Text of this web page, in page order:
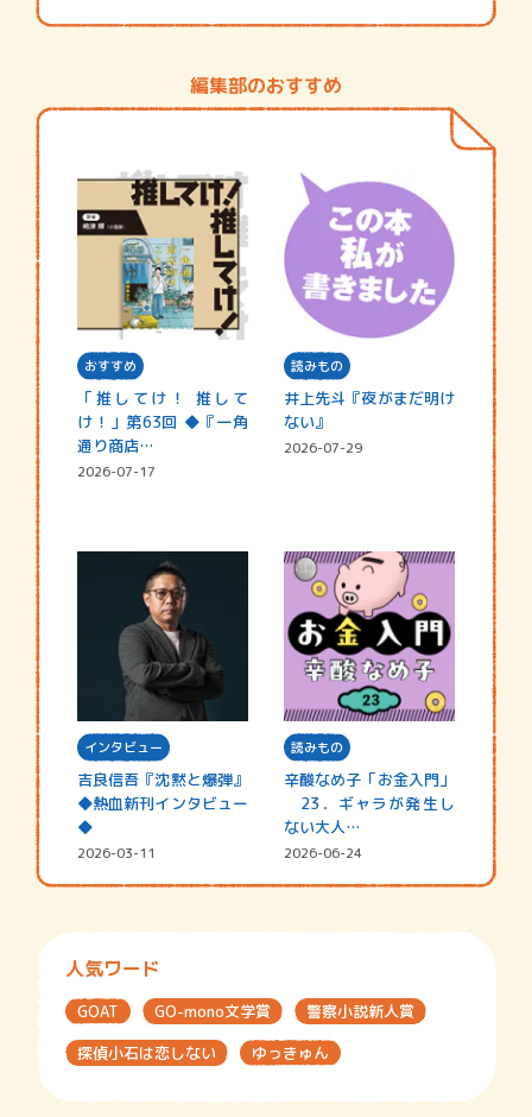
編集部のおすすめ
おすすめ
「推してけ！ 推して
け！」第63回 ◆『一角
通り商店…
2026-07-17
読みもの
井上先斗『夜がまだ明け
ない』
2026-07-29
インタビュー
吉良信吾『沈黙と爆弾』
◆熱血新刊インタビュー
◆
2026-03-11
読みもの
辛酸なめ子「お金入門」
23．ギャラが発生し
ない大人…
2026-06-24
人気ワード
GOAT GO-mono文学賞
警察小説新人賞
探偵小石は恋しない
ゆっきゅん